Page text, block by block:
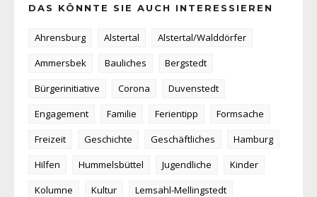
DAS KÖNNTE SIE AUCH INTERESSIEREN
Ahrensburg Alstertal
Alstertal/Walddörfer
Ammersbek
Bauliches
Bergstedt
Bürgerinitiative
Corona
Duvenstedt
Engagement
Familie Ferientipp
Formsache
Freizeit
Geschichte Geschäftliches
Hamburg
Hilfen
Hummelsbüttel Jugendliche
Kinder
Kolumne
Kultur
Lemsahl-Mellingstedt